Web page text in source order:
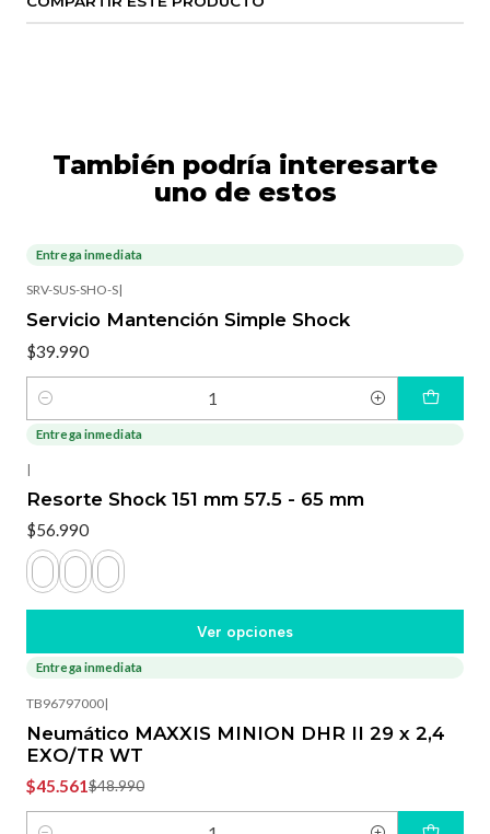
También podría interesarte
uno de estos
Entrega inmediata
SRV-SUS-SHO-S|
Servicio Mantención Simple Shock
$39.990
Cantidad
Entrega inmediata
|
Resorte Shock 151 mm 57.5 - 65 mm
$56.990
Ver opciones
Entrega inmediata
TB96797000|
Neumático MAXXIS MINION DHR II 29 x 2,4
EXO/TR WT
$45.561$48.990